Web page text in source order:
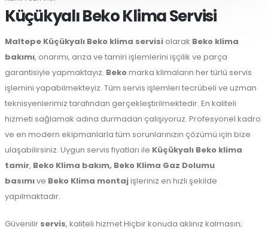
Küçükyalı Beko Klima Servisi
Maltepe Küçükyalı Beko klima servisi olarak Beko klima
bakımı, onarımı, arıza ve tamiri işlemlerini işçilik ve parça
garantisiyle yapmaktayız. Bekomarka klimaların her türlü servis
işlemini yapabilmekteyiz. Tüm servis işlemleri tecrübeli ve uzman
teknisyenlerimiz tarafından gerçekleştirilmektedir. En kaliteli
hizmeti sağlamak adına durmadan çalışıyoruz. Profesyonel kadro
ve en modern ekipmanlarla tüm sorunlarınızın çözümü için bize
ulaşabilirsiniz. Uygun servis fiyatları ile Küçükyalı Beko klima
tamir, Beko Klima bakım, Beko Klima Gaz Dolumu
basımıve Beko Klima montajişleriniz en hızlı şekilde
yapılmaktadır.
Güvenilir servis, kaliteli hizmet Hiçbir konuda aklınız kalmasın;